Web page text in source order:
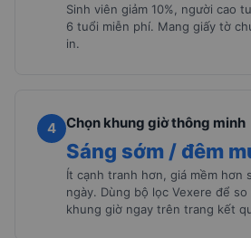
Sinh viên giảm 10%, người cao
6 tuổi miễn phí. Mang giấy tờ
in.
4 Chọn khung giờ thông minh
Sáng sớm / đêm
Ít cạnh tranh hơn, giá mềm hơn
ngày. Dùng bộ lọc Vexere để
khung giờ ngay trên trang kết